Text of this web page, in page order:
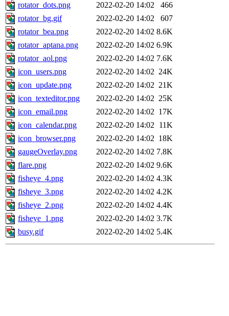
rotator_dots.png
2022-02-20 14:02
466
rotator_bg.gif
2022-02-20 14:02
607
rotator_bea.png
2022-02-20 14:02 8.6K
rotator_aptana.png
2022-02-20 14:02 6.9K
rotator_aol.png
2022-02-20 14:02 7.6K
icon_users.png
2022-02-20 14:02 24K
icon_update.png
2022-02-20 14:02 21K
icon_texteditor.png
2022-02-20 14:02 25K
icon_email.png
2022-02-20 14:02 17K
icon_calendar.png
2022-02-20 14:02 11K
icon_browser.png
2022-02-20 14:02 18K
gaugeOverlay.png
2022-02-20 14:02 7.8K
flare.png
2022-02-20 14:02 9.6K
fisheye_4.png
2022-02-20 14:02 4.3K
fisheye_3.png
2022-02-20 14:02 4.2K
fisheye_2.png
2022-02-20 14:02 4.4K
fisheye_1.png
2022-02-20 14:02 3.7K
busy.gif
2022-02-20 14:02 5.4K